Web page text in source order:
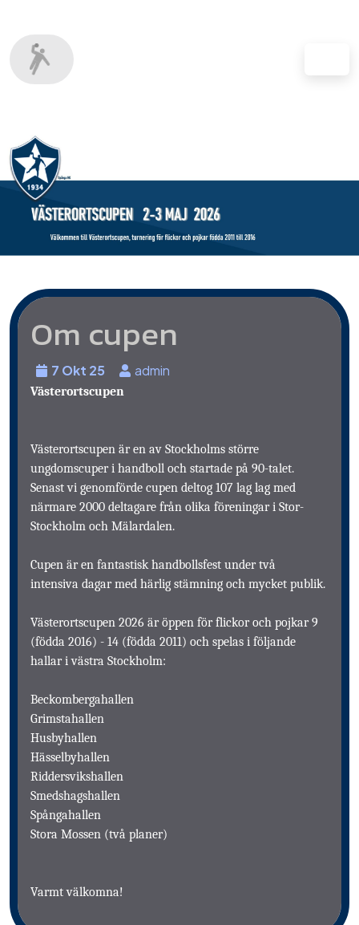
Om cupen
7 Okt 25 admin
Västerortscupen
Västerortscupen är en av Stockholms större
ungdomscuper i handboll och startade på 90-talet.
Senast vi genomförde cupen deltog 107 lag lag med
närmare 2000 deltagare från olika föreningar i Stor-
Stockholm och Mälardalen.
Cupen är en fantastisk handbollsfest under två
intensiva dagar med härlig stämning och mycket publik.
Västerortscupen 2026 är öppen för flickor och pojkar 9
(födda 2016) - 14 (födda 2011) och spelas i följande
hallar i västra Stockholm:
Beckombergahallen
Grimstahallen
Husbyhallen
Hässelbyhallen
Riddersvikshallen
Smedshagshallen
Spångahallen
Stora Mossen (två planer)
Varmt välkomna!